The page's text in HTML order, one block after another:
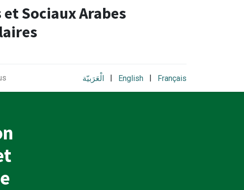
Sociaux Arabes
الْعَرَبيّة | English | Français